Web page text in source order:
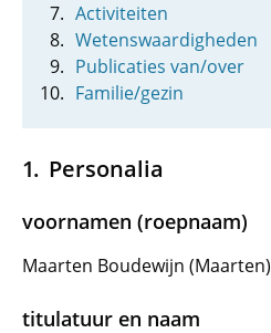
Activiteiten
Wetenswaardigheden
Publicaties van/over
Familie/gezin
Personalia
voornamen (roepnaam)
Maarten Boudewijn (Maarten)
titulatuur en naam